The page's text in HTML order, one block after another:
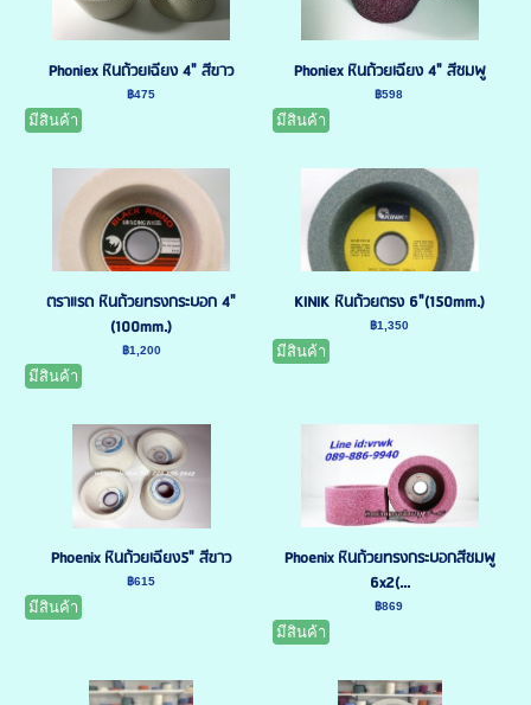
Phoniex หินถ้วยเฉียง 4" สีขาว
฿475
มีสินค้า
Phoniex หินถ้วยเฉียง 4" สีชมพู
฿598
มีสินค้า
ตราแรด หินถ้วยทรงกระบอก 4"
(100mm.)
฿1,200
มีสินค้า
KINIK หินถ้วยตรง 6"(150mm.)
฿1,350
มีสินค้า
Phoenix หินถ้วยเฉียง5" สีขาว
฿615
มีสินค้า
Phoenix หินถ้วยทรงกระบอกสีชมพู
6x2(...
฿869
มีสินค้า